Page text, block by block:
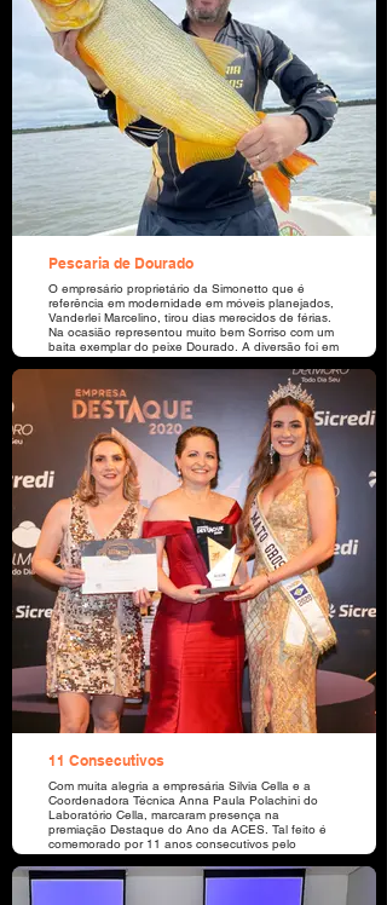
Pescaria de Dourado
O empresário proprietário da Simonetto que é
referência em modernidade em móveis planejados,
Vanderlei Marcelino, tirou dias merecidos de férias.
Na ocasião representou muito bem Sorriso com um
baita exemplar do peixe Dourado. A diversão foi em
Paso de lá Pátria, Corrientes /Argentina
11 Consecutivos
Com muita alegria a empresária Silvia Cella e a
Coordenadora Técnica Anna Paula Polachini do
Laboratório Cella, marcaram presença na
premiação Destaque do Ano da ACES. Tal feito é
comemorado por 11 anos consecutivos pelo
laboratório. A empresária destaca sua gratidão a
todos os clientes pela confiança.